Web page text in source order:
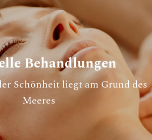
Behandlungen
Schönheit liegt am Grund des
Meeres